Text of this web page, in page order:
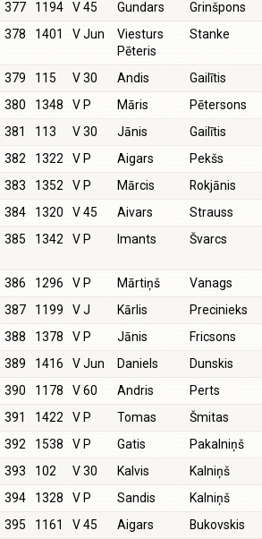
377
1194 V 45 Gundars Grinšpons
378
1401 V Jun
Viesturs
Pēteris
Stanke
379 115 V 30 Andis Gailītis
380
1348 V P Māris Pētersons
381
113 V 30 Jānis Gailītis
382
1322 V P Aigars Pekšs
383
1352 V P Mārcis Rokjānis
384
1320 V 45 Aivars Strauss
385
1342 V P Imants Švarcs
386
1296 V P Mārtiņš Vanags
387
1199 V J Kārlis Precinieks
388
1378 V P Jānis Fricsons
389
1416 V Jun Daniels Dunskis
390
1178 V 60 Andris Perts
391
1422 V P Tomas Šmitas
392
1538 V P Gatis Pakalniņš
393
102 V 30 Kalvis Kalniņš
394
1328 V P Sandis Kalniņš
395
1161 V 45 Aigars Bukovskis